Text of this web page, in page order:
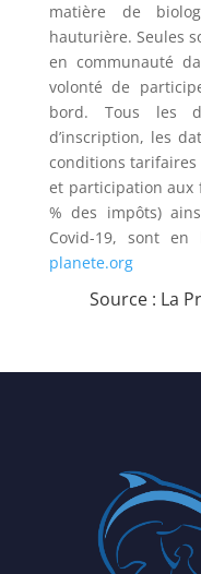
matière de
hauturière. Seules
en communauté
volonté de
bord. Tous les
d’inscription, les
conditions tarifaires
et participation aux
% des impôts)
Covid-19, sont
planete.org
Source : La